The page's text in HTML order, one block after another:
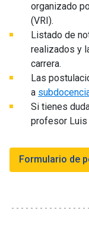
organizado
(VRI).
Listado de
realizados y
carrera.
Las
a
Si tienes
profesor
Formulario de